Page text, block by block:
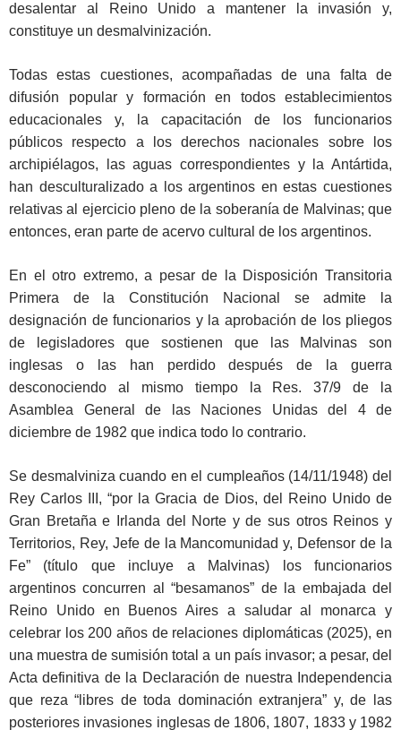
desalentar al Reino Unido a mantener la invasión y,
constituye un desmalvinización.
Todas estas cuestiones, acompañadas de una falta de
difusión popular y formación en todos establecimientos
educacionales y, la capacitación de los funcionarios
públicos respecto a los derechos nacionales sobre los
archipiélagos, las aguas correspondientes y la Antártida,
han desculturalizado a los argentinos en estas cuestiones
relativas al ejercicio pleno de la soberanía de Malvinas; que
entonces, eran parte de acervo cultural de los argentinos.
En el otro extremo, a pesar de la Disposición Transitoria
Primera de la Constitución Nacional se admite la
designación de funcionarios y la aprobación de los pliegos
de legisladores que sostienen que las Malvinas son
inglesas o las han perdido después de la guerra
desconociendo al mismo tiempo la Res. 37/9 de la
Asamblea General de las Naciones Unidas del 4 de
diciembre de 1982 que indica todo lo contrario.
Se desmalviniza cuando en el cumpleaños (14/11/1948) del
Rey Carlos III, “por la Gracia de Dios, del Reino Unido de
Gran Bretaña e Irlanda del Norte y de sus otros Reinos y
Territorios, Rey, Jefe de la Mancomunidad y, Defensor de la
Fe” (título que incluye a Malvinas) los funcionarios
argentinos concurren al “besamanos” de la embajada del
Reino Unido en Buenos Aires a saludar al monarca y
celebrar los 200 años de relaciones diplomáticas (2025), en
una muestra de sumisión total a un país invasor; a pesar, del
Acta definitiva de la Declaración de nuestra Independencia
que reza “libres de toda dominación extranjera” y, de las
posteriores invasiones inglesas de 1806, 1807, 1833 y 1982